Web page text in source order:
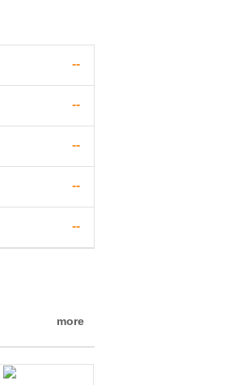
--
--
--
--
--
more